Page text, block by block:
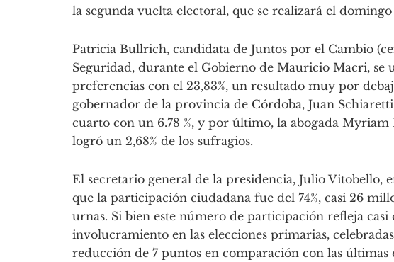
la segunda vuelta electoral, que se realizará el
Patricia Bullrich, candidata de Juntos por el Cambio
Seguridad, durante el Gobierno de Mauricio Macri, se
preferencias con el 23,83%, un resultado muy por
gobernador de la provincia de Córdoba, Juan
cuarto con un 6.78 %, y por último, la abogada
logró un 2,68% de los sufragios.
El secretario general de la presidencia, Julio Vitobello,
que la participación ciudadana fue del 74%, casi 26
urnas. Si bien este número de participación refleja
involucramiento en las elecciones primarias,
reducción de 7 puntos en comparación con las últimas